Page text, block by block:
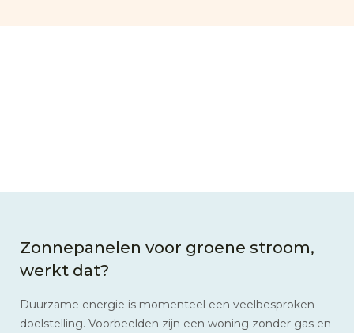
Zonnepanelen voor groene stroom,
werkt dat?
Duurzame energie is momenteel een veelbesproken
doelstelling. Voorbeelden zijn een woning zonder gas en